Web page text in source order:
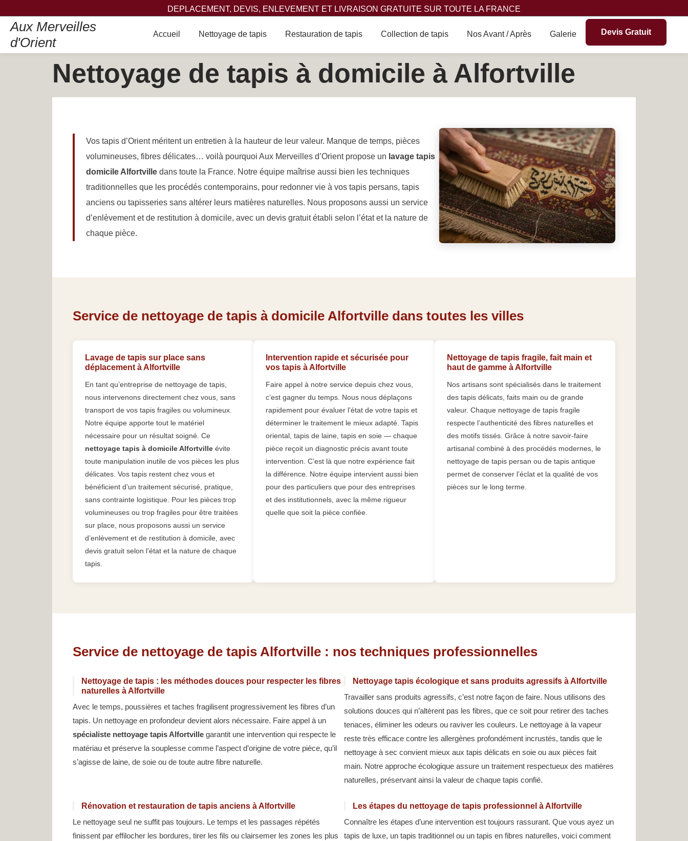
DEPLACEMENT, DEVIS, ENLEVEMENT ET LIVRAISON GRATUITE SUR TOUTE LA FRANCE
Aux Merveilles
d'Orient
Accueil Nettoyage de tapis Restauration de tapis Collection de tapis Nos Avant / Après Galerie Devis Gratuit
Nettoyage de tapis à domicile à Alfortville
Vos tapis d’Orient méritent un entretien à la hauteur de leur valeur. Manque de temps, pièces
volumineuses, fibres délicates… voilà pourquoi Aux Merveilles d’Orient propose un lavage tapis
domicile Alfortville dans toute la France. Notre équipe maîtrise aussi bien les techniques
traditionnelles que les procédés contemporains, pour redonner vie à vos tapis persans, tapis
anciens ou tapisseries sans altérer leurs matières naturelles. Nous proposons aussi un service
d’enlèvement et de restitution à domicile, avec un devis gratuit établi selon l’état et la nature de
chaque pièce.
Service de nettoyage de tapis à domicile Alfortville dans toutes les villes
Lavage de tapis sur place sans
déplacement à Alfortville
En tant qu’entreprise de nettoyage de tapis,
nous intervenons directement chez vous, sans
transport de vos tapis fragiles ou volumineux.
Notre équipe apporte tout le matériel
nécessaire pour un résultat soigné. Ce
nettoyage tapis à domicile Alfortville évite
toute manipulation inutile de vos pièces les plus
délicates. Vos tapis restent chez vous et
bénéficient d’un traitement sécurisé, pratique,
sans contrainte logistique. Pour les pièces trop
volumineuses ou trop fragiles pour être traitées
sur place, nous proposons aussi un service
d’enlèvement et de restitution à domicile, avec
devis gratuit selon l’état et la nature de chaque
tapis.
Intervention rapide et sécurisée pour
vos tapis à Alfortville
Faire appel à notre service depuis chez vous,
c’est gagner du temps. Nous nous déplaçons
rapidement pour évaluer l’état de votre tapis et
déterminer le traitement le mieux adapté. Tapis
oriental, tapis de laine, tapis en soie — chaque
pièce reçoit un diagnostic précis avant toute
intervention. C’est là que notre expérience fait
la différence. Notre équipe intervient aussi bien
pour des particuliers que pour des entreprises
et des institutionnels, avec la même rigueur
quelle que soit la pièce confiée.
Nettoyage de tapis fragile, fait main et
haut de gamme à Alfortville
Nos artisans sont spécialisés dans le traitement
des tapis délicats, faits main ou de grande
valeur. Chaque nettoyage de tapis fragile
respecte l’authenticité des fibres naturelles et
des motifs tissés. Grâce à notre savoir-faire
artisanal combiné à des procédés modernes, le
nettoyage de tapis persan ou de tapis antique
permet de conserver l’éclat et la qualité de vos
pièces sur le long terme.
Service de nettoyage de tapis Alfortville : nos techniques professionnelles
Nettoyage de tapis : les méthodes douces pour respecter les fibres
naturelles à Alfortville
Avec le temps, poussières et taches fragilisent progressivement les fibres d’un
tapis. Un nettoyage en profondeur devient alors nécessaire. Faire appel à un
spécialiste nettoyage tapis Alfortville garantit une intervention qui respecte le
matériau et préserve la souplesse comme l’aspect d’origine de votre pièce, qu’il
s’agisse de laine, de soie ou de toute autre fibre naturelle.
Nettoyage tapis écologique et sans produits agressifs à Alfortville
Travailler sans produits agressifs, c’est notre façon de faire. Nous utilisons des
solutions douces qui n’altèrent pas les fibres, que ce soit pour retirer des taches
tenaces, éliminer les odeurs ou raviver les couleurs. Le nettoyage à la vapeur
reste très efficace contre les allergènes profondément incrustés, tandis que le
nettoyage à sec convient mieux aux tapis délicats en soie ou aux pièces fait
main. Notre approche écologique assure un traitement respectueux des matières
naturelles, préservant ainsi la valeur de chaque tapis confié.
Rénovation et restauration de tapis anciens à Alfortville
Le nettoyage seul ne suffit pas toujours. Le temps et les passages répétés
finissent par effilocher les bordures, tirer les fils ou clairsemer les zones les plus
Les étapes du nettoyage de tapis professionnel à Alfortville
Connaître les étapes d’une intervention est toujours rassurant. Que vous ayez un
tapis de luxe, un tapis traditionnel ou un tapis en fibres naturelles, voici comment